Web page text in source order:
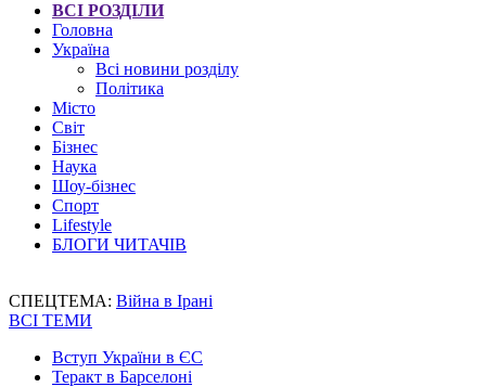
ВСІ РОЗДІЛИ
Головна
Україна
Всі новини розділу
Політика
Місто
Світ
Бізнес
Наука
Шоу-бізнес
Спорт
Lifestyle
БЛОГИ ЧИТАЧІВ
СПЕЦТЕМА: Війна в Ірані
ВСІ ТЕМИ
Вступ України в ЄС
Теракт в Барселоні